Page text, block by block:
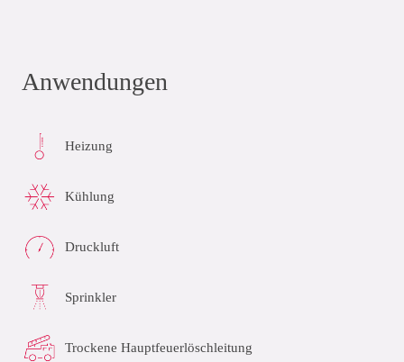
Anwendungen
Heizung
Kühlung
Druckluft
Sprinkler
Trockene Hauptfeuerlöschleitung